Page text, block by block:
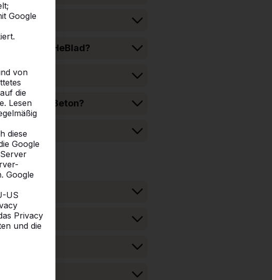
Google
von
die
Lesen
diese
Google
Google
US
Privacy
und die
von HeBlad?
aus Beton?